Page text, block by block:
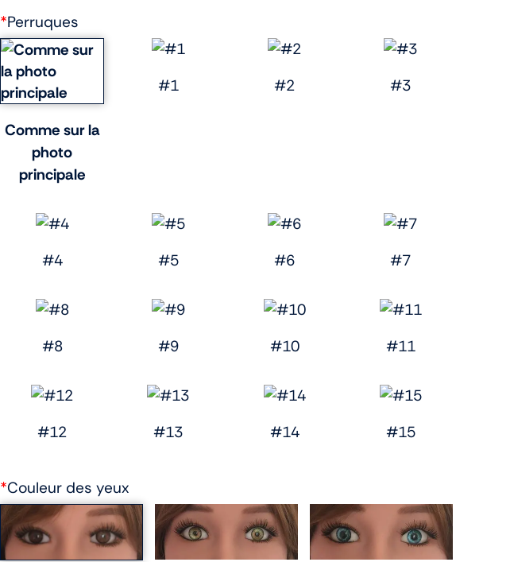
*Perruques
Comme sur la
photo
principale
#1 #2 #3
#4 #5 #6 #7
#8 #9 #10 #11
#12 #13 #14 #15
*Couleur des yeux